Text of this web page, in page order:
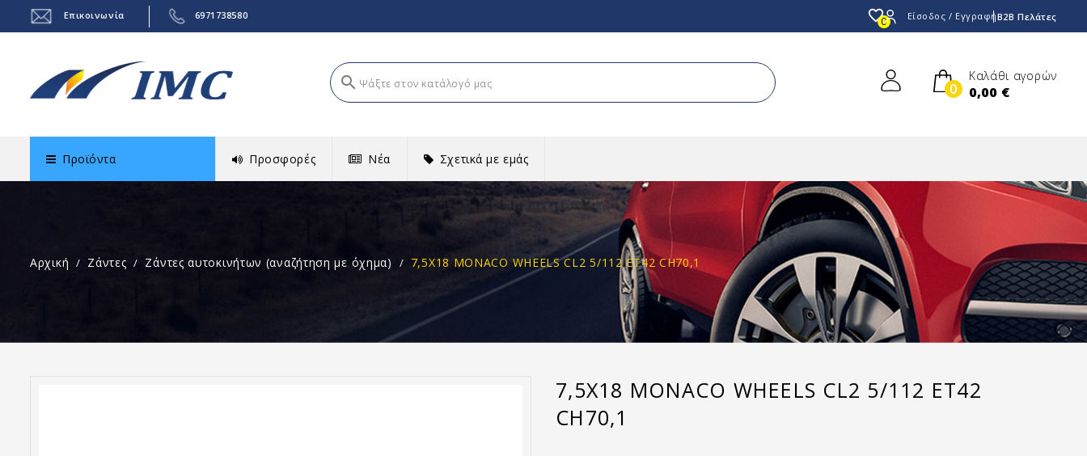
Επικοινωνία 6971738580 favorite_border0 Είσοδος / ΕγγραφήB2B Πελάτες
search 0
Καλάθι αγορών
0,00 €
Προϊόντα Προσφορές Νέα Σχετικά με εμάς
Αρχική Ζάντες Ζάντες αυτοκινήτων (αναζήτηση με όχημα) 7,5X18 MONACO WHEELS CL2 5/112 ET42 CH70,1
7,5X18 MONACO WHEELS CL2 5/112 ET42
CH70,1